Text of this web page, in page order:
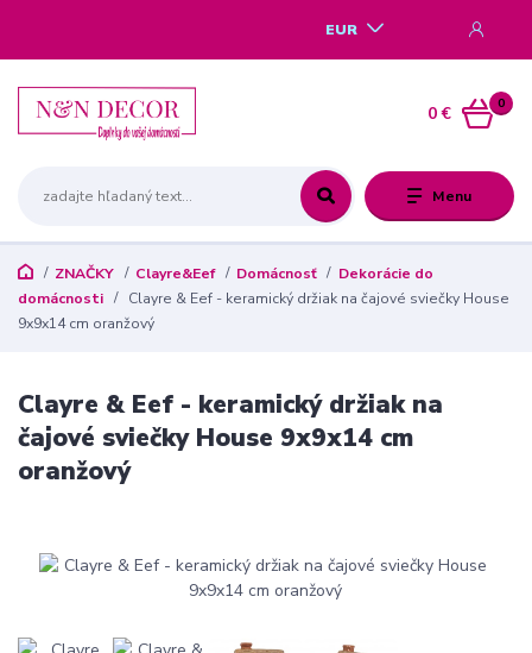
Menu
EUR
0
0 €
ZNAČKY Clayre&Eef Domácnosť
Dekorácie do
domácnosti
Clayre & Eef - keramický držiak na čajové sviečky House
9x9x14 cm oranžový
Clayre & Eef - keramický držiak na
čajové sviečky House 9x9x14 cm
oranžový